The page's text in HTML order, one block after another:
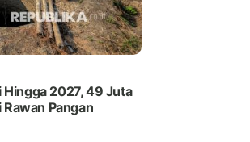
Hingga 2027, 49 Juta
Pangan